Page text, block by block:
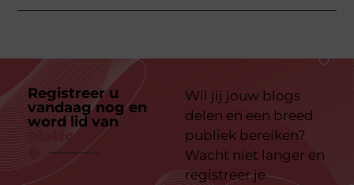
Registreer u
vandaag nog en
word lid van
platform
Wil jij jouw blogs
delen en een breed
publiek bereiken?
Wacht niet langer en
registreer je